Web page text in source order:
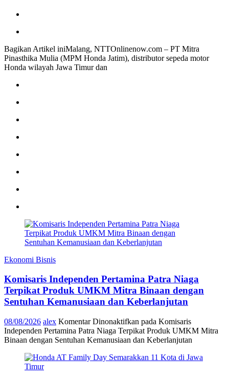
Bagikan Artikel iniMalang, NTTOnlinenow.com – PT Mitra
Pinasthika Mulia (MPM Honda Jatim), distributor sepeda motor
Honda wilayah Jawa Timur dan
Ekonomi Bisnis
Komisaris Independen Pertamina Patra Niaga
Terpikat Produk UMKM Mitra Binaan dengan
Sentuhan Kemanusiaan dan Keberlanjutan
08/08/2026 alex Komentar Dinonaktifkan pada Komisaris
Independen Pertamina Patra Niaga Terpikat Produk UMKM Mitra
Binaan dengan Sentuhan Kemanusiaan dan Keberlanjutan